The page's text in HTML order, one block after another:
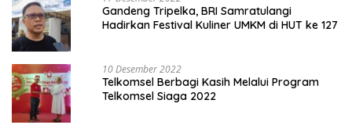
Gandeng Tripelka, BRI Samratulangi
Hadirkan Festival Kuliner UMKM di HUT ke 127
10 Desember 2022
Telkomsel Berbagi Kasih Melalui Program
Telkomsel Siaga 2022